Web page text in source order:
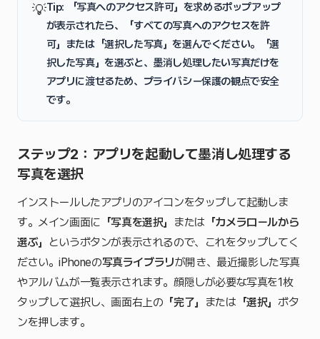
💡Tip: 「写真へのアクセス許可」を求めるポップアップ
が表示されたら、
「すべての写真へのアクセスを許
可」 または「選択した写真」を選んでください。「選
択した写真」を選ぶと、墨消し処理したい写真だけを
アプリに渡せるため、プライバシー保護の観点で安全
です。
ステップ2：アプリを起動して墨消し処理する
写真を選択
インストールしたアプリのアイコンをタップして起動しま
す。メイン画面に 「写真を選択」 または 「カメラロールから
選ぶ」
というボタンが表示されるので、これをタップしてく
ださい。iPhoneの写真ライブラリが開き、最近撮影した写真
やアルバムが一覧表示されます。顔隠しが必要な写真を1枚
タップして選択し、画面右上の 「完了」 または 「選択」ボタ
ンを押します。